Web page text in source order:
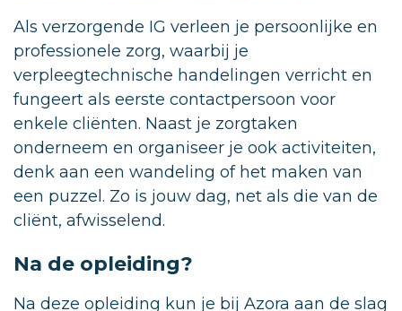
Als verzorgende IG verleen je persoonlijke en
professionele zorg, waarbij je
verpleegtechnische handelingen verricht en
fungeert als eerste contactpersoon voor
enkele cliënten. Naast je zorgtaken
onderneem en organiseer je ook activiteiten,
denk aan een wandeling of het maken van
een puzzel. Zo is jouw dag, net als die van de
cliënt, afwisselend.
Na de opleiding?
Na deze opleiding kun je bij Azora aan de slag